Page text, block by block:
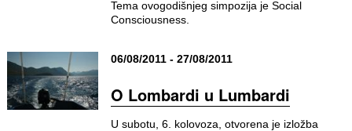
Tema ovogodišnjeg simpozija je Social
Consciousness.
06/08/2011 - 27/08/2011
O Lombardi u Lumbardi
U subotu, 6. kolovoza, otvorena je izložba